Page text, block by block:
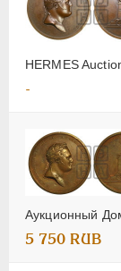
HERMES
-
Аукционный
5 750 RUB